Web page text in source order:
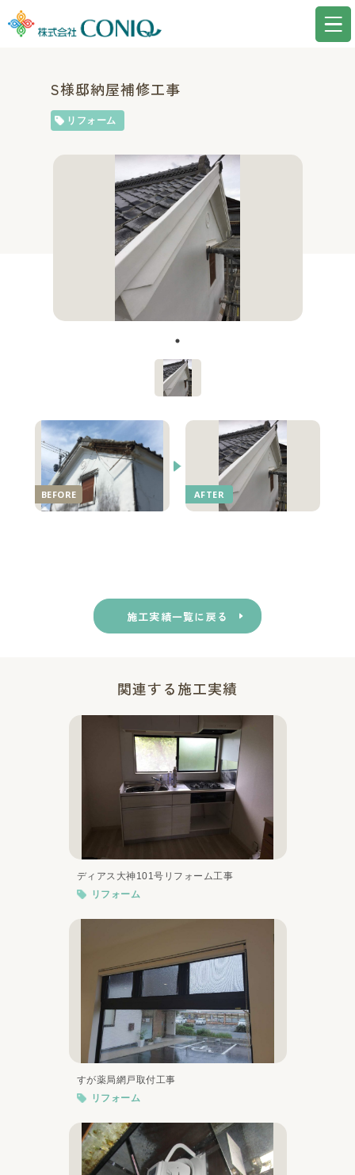
S様邸納屋補修工事
リフォーム
施工実績一覧に戻る
関連する施工実績
ディアス大神101号リフォーム工事
リフォーム
すが薬局網戸取付工事
リフォーム